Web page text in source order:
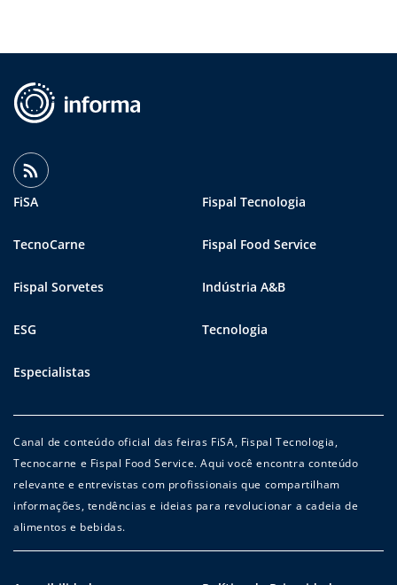
FiSA Fispal Tecnologia
TecnoCarne Fispal Food Service
Fispal Sorvetes Indústria A&B
ESG Tecnologia
Especialistas
Canal de conteúdo oficial das feiras FiSA, Fispal Tecnologia,
Tecnocarne e Fispal Food Service. Aqui você encontra conteúdo
relevante e entrevistas com profissionais que compartilham
informações, tendências e ideias para revolucionar a cadeia de
alimentos e bebidas.